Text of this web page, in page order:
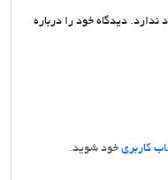
دیدگاه خود را درباره
کاربری خود شوید.